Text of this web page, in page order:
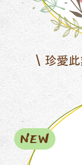
珍愛
NEW